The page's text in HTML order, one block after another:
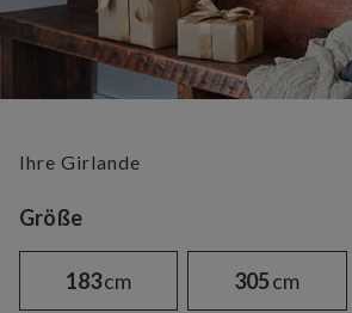
Ihre Girlande
Variant selection
Größe
183cm 305cm